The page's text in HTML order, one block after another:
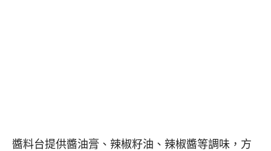
醬料台提供醬油膏、辣椒籽油、辣椒醬等調味，方